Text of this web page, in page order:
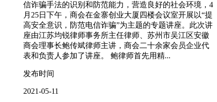
信诈骗手法的识别和防范能力，营造良好的社会环境，4
月25日下午，商会在金寨创业大厦四楼会议室开展以“提
高安全意识，防范电信诈骗”为主题的专题讲座。此次讲
座由江苏均锐律师事务所主任律师、苏州市吴江区安徽
商会理事长鲍传斌律师主讲，商会二十余家会员企业代
表和负责人参加了讲座。 鲍律师首先用精...
发布时间
2021-05-11